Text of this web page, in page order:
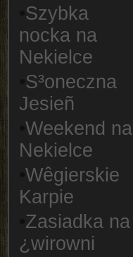
Szybka
nocka na
Nekielce
S³oneczna
Jesieñ
Weekend na
Nekielce
Wêgierskie
Karpie
Zasiadka na
¿wirowni